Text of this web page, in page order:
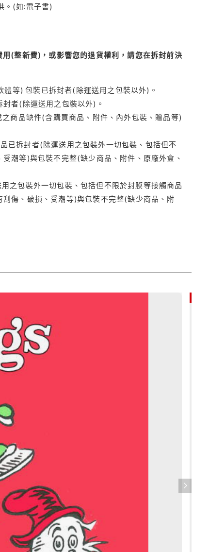
。(如:電子書)
(整新費)，或影響您的退貨權利，請您在拆封前決
等) 包裝已拆封者(除運送用之包裝以外)。
者(除運送用之包裝以外)。
商品缺件(含購買商品、附件、內外包裝、贈品等)
已拆封者(除運送用之包裝外一切包裝、包括但不
潮等)與包裝不完整(缺少商品、附件、原廠外盒、
之包裝外一切包裝、包括但不限於封膜等接觸商品
傷、破損、受潮等)與包裝不完整(缺少商品、附